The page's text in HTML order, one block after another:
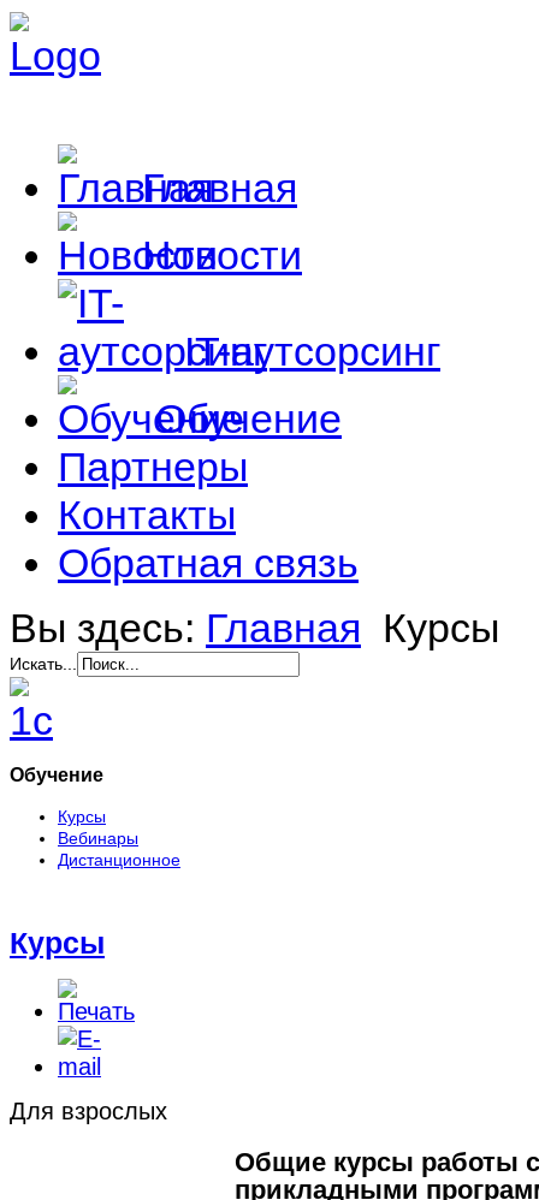
Главная
Новости
IT-аутсорсинг
Обучение
Партнеры
Контакты
Обратная связь
Вы здесь: Главная Курсы
Искать...
Обучение
Курсы
Вебинары
Дистанционное
Курсы
Для взрослых
Общие курсы работы
прикладными